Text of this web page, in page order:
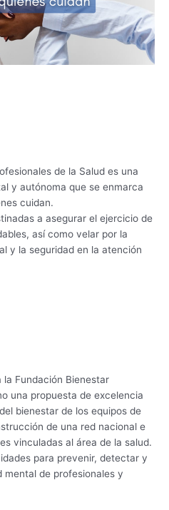
de la Salud es una
y autónoma que se enmarca
cuidan.
a asegurar el ejercicio de
así como velar por la
y la seguridad en la atención
Fundación Bienestar
una propuesta de excelencia
bienestar de los equipos de
de una red nacional e
vinculadas al área de la salud.
para prevenir, detectar y
mental de profesionales y